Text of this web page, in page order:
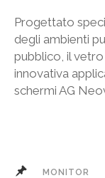
Progettato
degli ambienti
pubblico, il
innovativa
schermi AG
MONITOR